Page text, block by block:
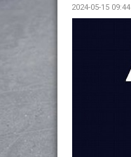
2024-05-15 09:44